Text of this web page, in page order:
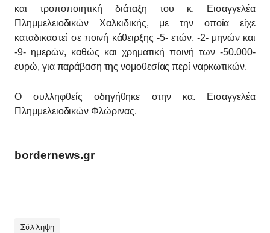
και τροποποιητική διάταξη του κ. Εισαγγελέα
Πλημμελειοδικών Χαλκιδικής, με την οποία είχε
καταδικαστεί σε ποινή κάθειρξης -5- ετών, -2- μηνών και
-9- ημερών, καθώς και χρηματική ποινή των -50.000-
ευρώ, για παράβαση της νομοθεσίας περί ναρκωτικών.
Ο συλληφθείς οδηγήθηκε στην κα. Εισαγγελέα
Πλημμελειοδικών Φλώρινας.
bordernews.gr
Σύλληψη